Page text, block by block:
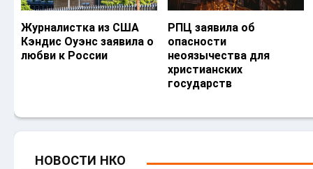
Журналистка из США
Кэндис Оуэнс заявила о
любви к России
РПЦ заявила об
опасности
неоязычества для
христианских
государств
НОВОСТИ НКО